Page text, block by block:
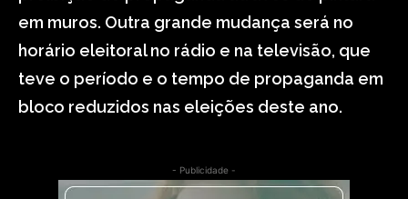
em muros. Outra grande mudança será no
horário eleitoral no rádio e na televisão, que
teve o período e o tempo de propaganda em
bloco reduzidos nas eleições deste ano.
- Publicidade -